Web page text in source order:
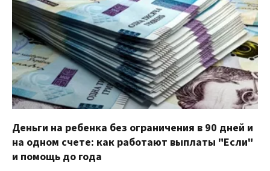
Деньги на ребенка без ограничения в 90 дней и
на одном счете: как работают выплаты "Если"
и помощь до года